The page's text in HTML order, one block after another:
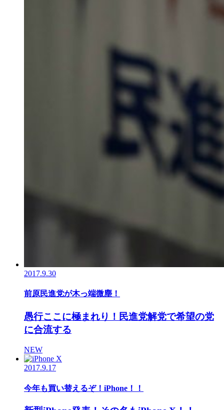
2017.9.30
前原民進党が木っ端微塵！
愚行ここに極まれり！民進党解党で希望の党
に合流する
NEW
2017.9.17
今年も買い替えるぞ！iPhone！！